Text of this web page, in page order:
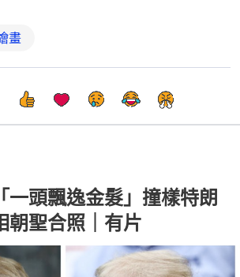
畫
一頭飄逸金髮」撞樣特朗
聖合照｜有片